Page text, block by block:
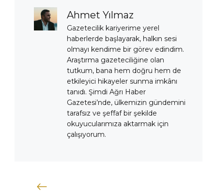
Ahmet Yılmaz
Gazetecilik kariyerime yerel
haberlerde başlayarak, halkın sesi
olmayı kendime bir görev edindim.
Araştırma gazeteciliğine olan
tutkum, bana hem doğru hem de
etkileyici hikayeler sunma imkânı
tanıdı. Şimdi Ağrı Haber
Gazetesi’nde, ülkemizin gündemini
tarafsız ve şeffaf bir şekilde
okuyucularımıza aktarmak için
çalışıyorum.